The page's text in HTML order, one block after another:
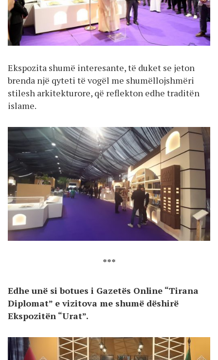
Ekspozita shumë interesante, të duket se jeton
brenda një qyteti të vogël me shumëllojshmëri
stilesh arkitekturore, që reflekton edhe traditën
islame.
***
Edhe unë si botues i Gazetës Online “Tirana
Diplomat” e vizitova me shumë dëshirë
Ekspozitën “Urat”.